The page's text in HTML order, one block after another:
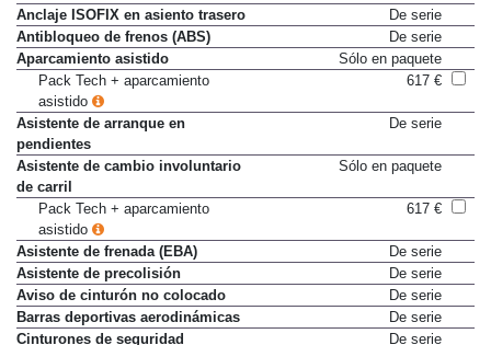
asistido
Anclaje ISOFIX en asiento trasero
De serie
Antibloqueo de frenos (ABS)
De serie
Aparcamiento asistido
Sólo en paquete
Pack Tech + aparcamiento
asistido
Asistente de arranque en
pendientes
Asistente de cambio involuntario
de carril
Pack Tech + aparcamiento
asistido
Asistente de frenada (EBA)
De serie
Asistente de precolisión
De serie
Aviso de cinturón no colocado
De serie
Barras deportivas aerodinámicas
De serie